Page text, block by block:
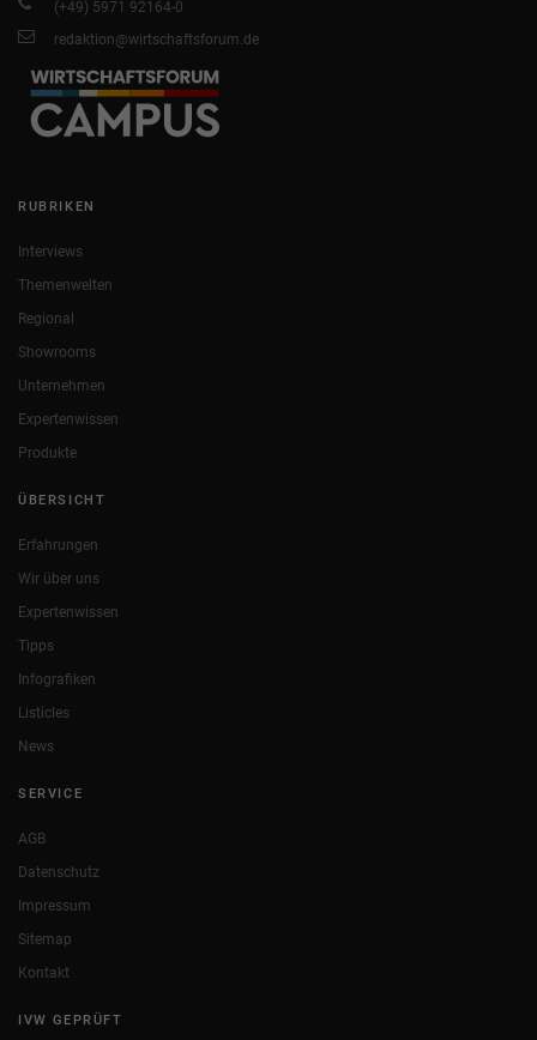
(+49) 5971 92164-0
redaktion@wirtschaftsforum.de
RUBRIKEN
Interviews
Themenwelten
Regional
Showrooms
Unternehmen
Expertenwissen
Produkte
ÜBERSICHT
Erfahrungen
Wir über uns
Expertenwissen
Tipps
Infografiken
Listicles
News
SERVICE
AGB
Datenschutz
Impressum
Sitemap
Kontakt
IVW GEPRÜFT